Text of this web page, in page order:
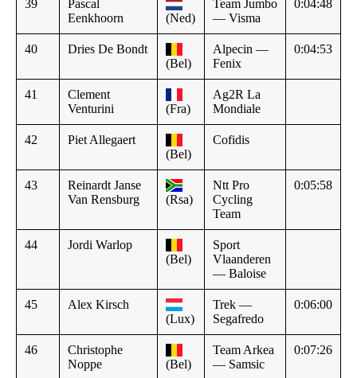
39
Pascal
Eenkhoorn
(Ned)
Team Jumbo
— Visma
0:04:48
40
Dries De Bondt
(Bel)
Alpecin —
Fenix
0:04:53
41
Clement
Venturini
(Fra)
Ag2R La
Mondiale
42
Piet Allegaert
(Bel)
Cofidis
43
Reinardt Janse
Van Rensburg
(Rsa)
Ntt Pro
Cycling
Team
0:05:58
44
Jordi Warlop
(Bel)
Sport
Vlaanderen
— Baloise
45
Alex Kirsch
(Lux)
Trek —
Segafredo
0:06:00
46
Christophe
Noppe
(Bel)
Team Arkea
— Samsic
0:07:26